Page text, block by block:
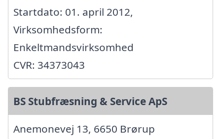
Startdato: 01. april 2012,
Virksomhedsform:
Enkeltmandsvirksomhed
CVR: 34373043
BS Stubfræsning & Service ApS
Anemonevej 13, 6650 Brørup